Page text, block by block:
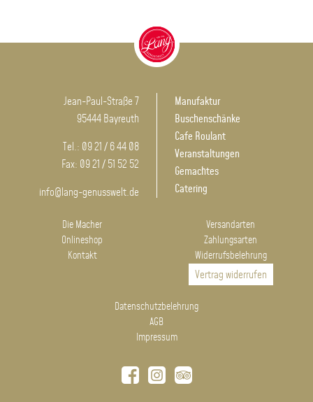
der
Produktseite
gewählt
werden
Jean-Paul-Straße 7
95444 Bayreuth
Tel.: 09 21 / 6 44 08
Fax: 09 21 / 51 52 52
info@lang-genusswelt.de
Manufaktur
Buschenschänke
Cafe Roulant
Veranstaltungen
Gemachtes
Catering
Die Macher
Onlineshop
Kontakt
Versandarten
Zahlungsarten
Widerrufsbelehrung
Vertrag widerrufen
Datenschutzbelehrung
AGB
Impressum